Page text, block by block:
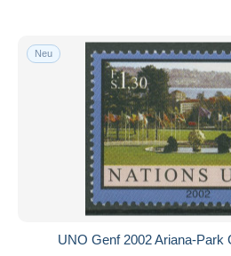
Neu
UNO Genf 2002 Ariana-Park